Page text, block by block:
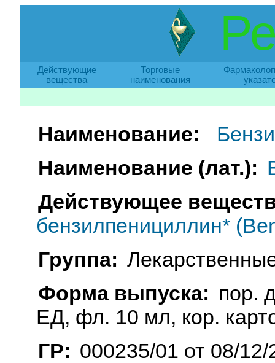
Действующие
вещества
Торговые
наименования
Наименование:
Наименование (лат.):
Действующее
бензилпенициллин*
Группа:
Форма выпуска: пор.
ЕД, фл. 10 мл, кор.
ГР: 000235/01 от 08/